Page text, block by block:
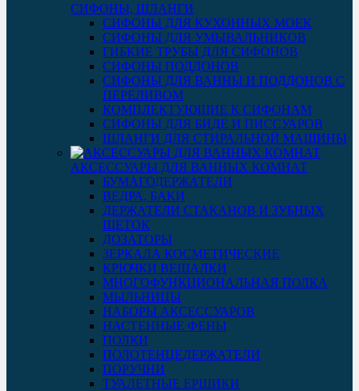
СИФОНЫ, ШЛАНГИ
СИФОНЫ ДЛЯ КУХОННЫХ МОЕК
СИФОНЫ ДЛЯ УМЫВАЛЬНИКОВ
ГИБКИЕ ТРУБЫ ДЛЯ СИФОНОВ
СИФОНЫ ПОДДОНОВ
СИФОНЫ ДЛЯ ВАННЫ И ПОДДОНОВ С
ПЕРЕЛИВОМ
КОМПЛЕКТУЮЩИЕ К СИФОНАМ
СИФОНЫ ДЛЯ БИДЕ И ПИССУАРОВ
ШЛАНГИ ДЛЯ СТИРАЛЬНОЙ МАШИНЫ
АКСЕССУАРЫ ДЛЯ ВАННЫХ КОМНАТ
БУМАГОДЕРЖАТЕЛИ
ВЕДРА, БАКИ
ДЕРЖАТЕЛИ СТАКАНОВ И ЗУБНЫХ
ЩЕТОК
ДОЗАТОРЫ
ЗЕРКАЛА КОСМЕТИЧЕСКИЕ
КРЮЧКИ ВЕШАЛКИ
МНОГОФУНКЦИОНАЛЬНАЯ ПОЛКА
МЫЛЬНИЦЫ
НАБОРЫ АКСЕССУАРОВ
НАСТЕННЫЕ ФЕНЫ
ПОЛКИ
ПОЛОТЕНЦЕДЕРЖАТЕЛИ
ПОРУЧНИ
ТУАЛЕТНЫЕ ЕРШИКИ